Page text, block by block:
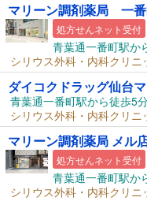
マリーン調剤薬局 一
処方せんネット受付
青葉通一番町駅か
シリウス外科・内科クリニ
ダイコクドラッグ仙台
青葉通一番町駅から徒歩5
シリウス外科・内科クリニ
マリーン調剤薬局 メル
処方せんネット受付
青葉通一番町駅か
シリウス外科・内科クリニ